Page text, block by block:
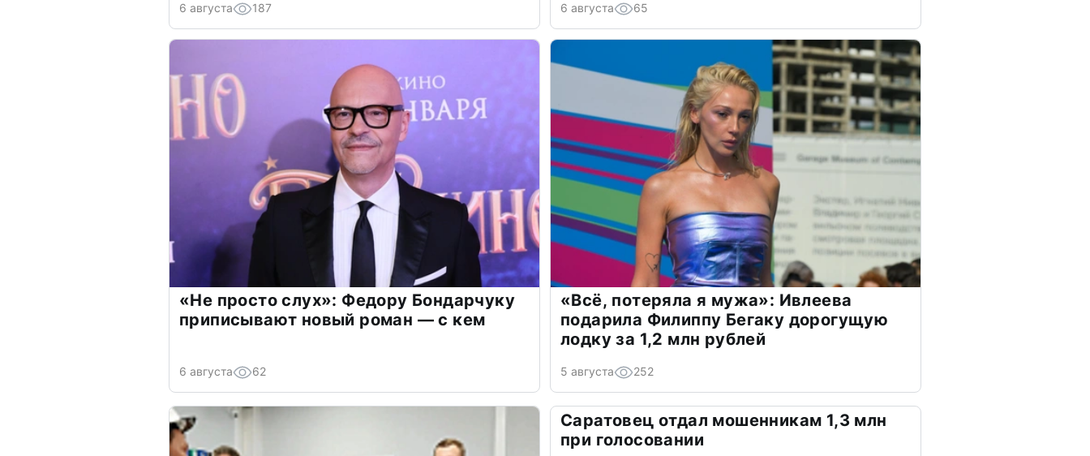
6 августа 187 6 августа 65
«Не просто слух»: Федору Бондарчуку
приписывают новый роман — с кем
6 августа 62
«Всё, потеряла я мужа»: Ивлеева
подарила Филиппу Бегаку дорогущую
лодку за 1,2 млн рублей
5 августа 252
Саратовец отдал мошенникам 1,3 млн
при голосовании